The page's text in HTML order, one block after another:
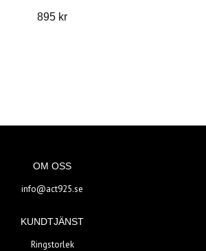
895 kr
OM OSS
info@act925.se
KUNDTJÄNST
Ringstorlek